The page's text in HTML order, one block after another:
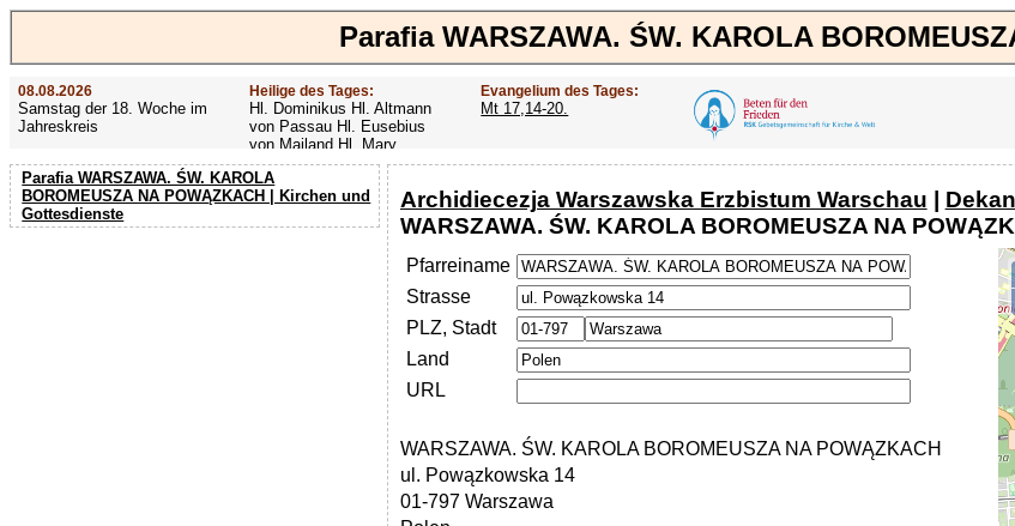
Parafia WARSZAWA. ŚW. KAROLA
08.08.2026
Samstag der 18. Woche im
Jahreskreis
Heilige des Tages:
Hl. Dominikus Hl. Altmann
von Passau Hl. Eusebius
von Mailand Hl. Mary
MacKillop Hl. Cyriakus Hl.
Hildiger Vierzehn heilige
Nothelfer Hl. Famian Hl.
Evangelium des Tages:
Mt 17,14-20.
Parafia WARSZAWA. ŚW. KAROLA
BOROMEUSZA NA POWĄZKACH | Kirchen und
Gottesdienste
Archidiecezja Warszawska Erzbistum Warschau |
WARSZAWA. ŚW. KAROLA BOROMEUSZA NA
Pfarreiname
Strasse
PLZ, Stadt
Land
URL
WARSZAWA. ŚW. KAROLA BOROMEUSZA NA POWĄZKACH
ul. Powązkowska 14
01-797 Warszawa